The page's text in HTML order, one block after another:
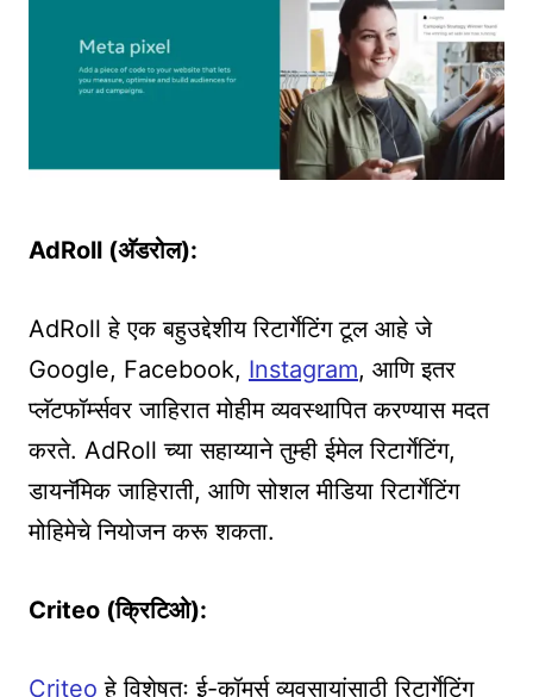
AdRoll (अ‍ॅडरोल):
AdRoll हे एक बहुउद्देशीय रिटार्गेटिंग टूल आहे जे
Google, Facebook, Instagram, आणि इतर
प्लॅटफॉर्म्सवर जाहिरात मोहीम व्यवस्थापित करण्यास मदत
करते. AdRoll च्या सहाय्याने तुम्ही ईमेल रिटार्गेटिंग,
डायनॅमिक जाहिराती, आणि सोशल मीडिया रिटार्गेटिंग
मोहिमेचे नियोजन करू शकता.
Criteo (क्रिटिओ):
Criteo हे विशेषतः ई-कॉमर्स व्यवसायांसाठी रिटार्गेटिंग